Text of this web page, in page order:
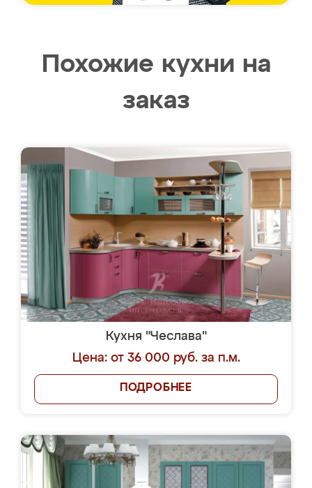
Похожие кухни на
заказ
Кухня "Чеслава"
Цена: от 36 000 руб. за п.м.
ПОДРОБНЕЕ